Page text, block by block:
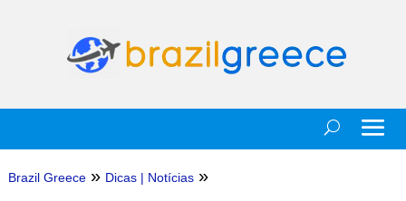
Brazil Greece » Dicas| Notícias »